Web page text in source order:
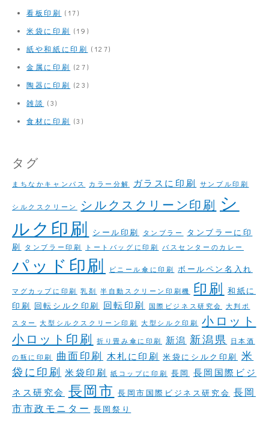
看板印刷 (17)
米袋に印刷 (19)
紙や和紙に印刷 (127)
金属に印刷 (27)
陶器に印刷 (23)
雑談 (3)
食材に印刷 (3)
タグ
まちなかキャンパス カラー分解 ガラスに印刷 サンプル印刷
シルクスクリーン シルクスクリーン印刷 シ
ルク印刷
シール印刷 タンブラー
タンブラーに印
刷
タンブラー印刷 トートバッグに印刷 バスセンターのカレー
パッド印刷 ビニール傘に印刷 ボールペン名入れ
マグカップに印刷 乳剤 半自動スクリーン印刷機 印刷 和紙に
印刷 回転シルク印刷 回転印刷 国際ビジネス研究会
大判ポ
スター
大型シルクスクリーン印刷 大型シルク印刷
小ロット
小ロット印刷
折り畳み傘に印刷 新潟 新潟県
日本酒
の瓶に印刷
曲面印刷 木札に印刷 米袋にシルク印刷 米
袋に印刷 米袋印刷 紙コップに印刷 長岡
長岡国際ビジ
ネス研究会 長岡市 長岡市国際ビジネス研究会 長岡
市市政モニター 長岡祭り